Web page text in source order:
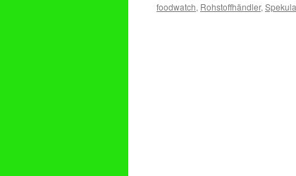
foodwatch, Rohstoffhändler,